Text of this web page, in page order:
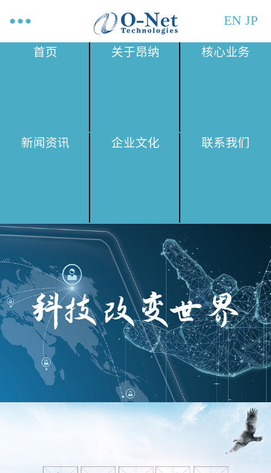
EN JP
首页 关于昂纳 核心业务
新闻资讯 企业文化 联系我们